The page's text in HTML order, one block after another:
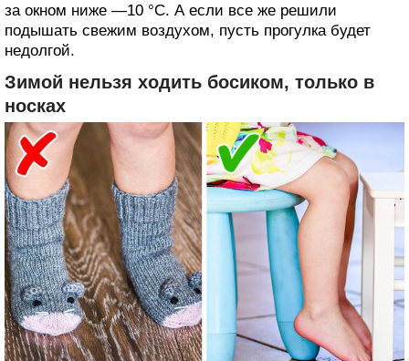
за окном ниже —10 °C. А если все же решили
подышать свежим воздухом, пусть прогулка будет
недолгой.
Зимой нельзя ходить босиком, только в
носках